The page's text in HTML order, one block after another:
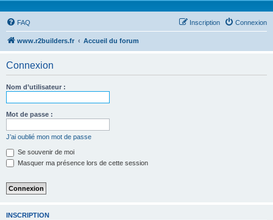
FAQ Connexion
Inscription
www.r2builders.fr Accueil du forum
Connexion
Nom d’utilisateur :
Mot de passe :
J’ai oublié mon mot de passe
Se souvenir de moi
Masquer ma présence lors de cette session
INSCRIPTION